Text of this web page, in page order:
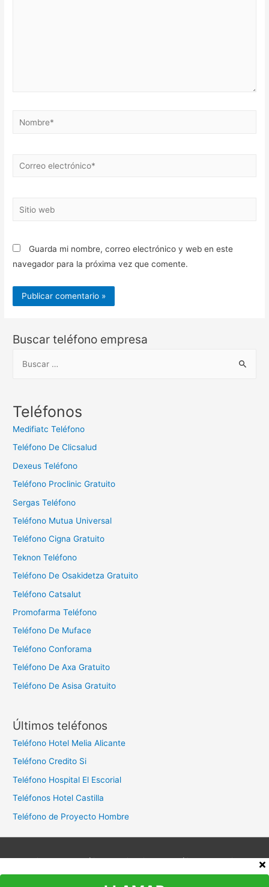
Nombre*
Correo
Sitio
Guarda mi nombre, correo electrónico y web en este
navegador para la próxima vez que comente.
Buscar teléfono empresa
c
Teléfonos
Medifiatc Teléfono
Teléfono De Clicsalud
Dexeus Teléfono
Teléfono Proclinic Gratuito
Sergas Teléfono
Teléfono Mutua Universal
Teléfono Cigna Gratuito
Teknon Teléfono
Teléfono De Osakidetza Gratuito
Teléfono Catsalut
Promofarma Teléfono
Teléfono De Muface
Teléfono Conforama
Teléfono De Axa Gratuito
Teléfono De Asisa Gratuito
Últimos teléfonos
Teléfono Hotel Melia Alicante
Teléfono Credito Si
Teléfono Hospital El Escorial
Teléfonos Hotel Castilla
Teléfono de Proyecto Hombre
Aviso legal Política de privacidad
Política de cookies
Contacto